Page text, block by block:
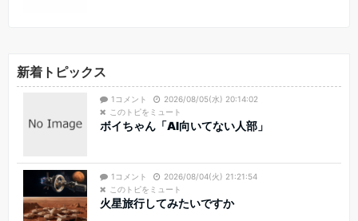
新着トピックス
1コメント
2026/08/05(水) 20:14:02
このトピをミュート
ボイちゃん「AI向いてない人部」
1コメント
2026/08/04(火) 21:21:54
このトピをミュート
火星旅行してみたいですか